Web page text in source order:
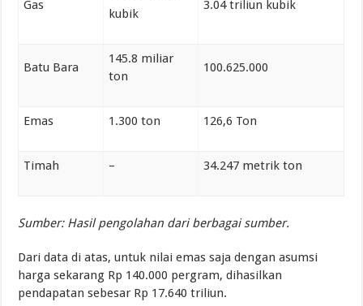
Gas
kubik
3.04 triliun kubik
Batu Bara
145.8 miliar
ton
100.625.000
Emas 1.300 ton 126,6 Ton
Timah – 34.247 metrik ton
Sumber: Hasil pengolahan dari berbagai sumber.
Dari data di atas, untuk nilai emas saja dengan asumsi
harga sekarang Rp 140.000 pergram, dihasilkan
pendapatan sebesar Rp 17.640 triliun.